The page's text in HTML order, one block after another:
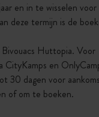
en in te wisselen
deze termijn is de
Huttopia. Voor
en
30 dagen voor
of om te boeken.